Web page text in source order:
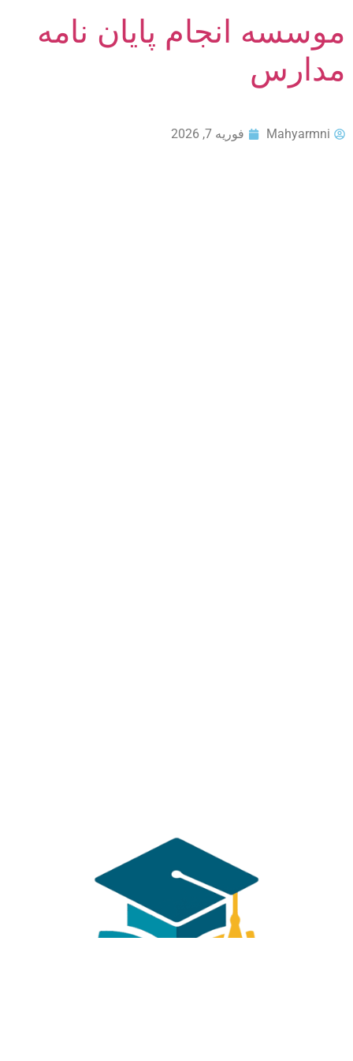
موسسه انجام پایان نامه
مدارس
Mahyarmni فوریه 7, 2026